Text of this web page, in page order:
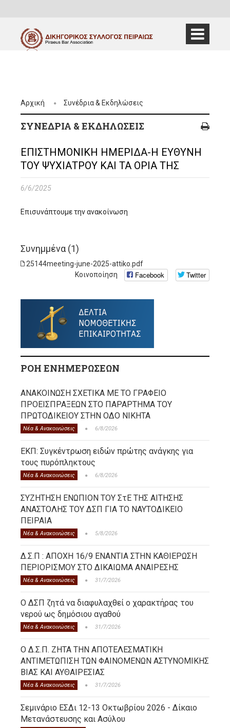
Αρχική Συνέδρια & Εκδηλώσεις
ΣΥΝΈΔΡΙΑ & ΕΚΔΗΛΏΣΕΙΣ
ΕΠΙΣΤΗΜΟΝΙΚΗ ΗΜΕΡΙΔΑ-Η ΕΥΘΥΝΗ
ΤΟΥ ΨΥΧΙΑΤΡΟΥ ΚΑΙ ΤΑ ΟΡΙΑ ΤΗΣ
6/6/2025
Επισυνάπτουμε την ανακοίνωση
Συνημμένα (1)
25144meeting-june-2025-attiko.pdf
Κοινοποίηση
Facebook Twitter
ΡΟΗ ΕΝΗΜΕΡΩΣΕΩΝ
ΑΝΑΚΟΙΝΩΣΗ ΣΧΕΤΙΚΑ ΜΕ ΤΟ ΓΡΑΦΕΙΟ
ΠΡΟΕΙΣΠΡΑΞΕΩΝ ΣΤΟ ΠΑΡΑΡΤΗΜΑ ΤΟΥ
ΠΡΩΤΟΔΙΚΕΙΟΥ ΣΤΗΝ ΟΔΟ ΝΙΚΗΤΑ
Νέα & Ανακοινώσεις 6/8/2026
ΕΚΠ: Συγκέντρωση ειδών πρώτης ανάγκης για
τους πυρόπληκτους
Νέα & Ανακοινώσεις 6/8/2026
ΣΥΖΗΤΗΣΗ ΕΝΩΠΙΟΝ ΤΟΥ ΣτΕ ΤΗΣ ΑΙΤΗΣΗΣ
ΑΝΑΣΤΟΛΗΣ ΤΟΥ ΔΣΠ ΓΙΑ ΤΟ ΝΑΥΤΟΔΙΚΕΙΟ
ΠΕΙΡΑΙΑ
Νέα & Ανακοινώσεις 5/8/2026
Δ.Σ.Π : ΑΠΟΧΗ 16/9 ΕΝΑΝΤΙΑ ΣΤΗΝ ΚΑΘΙΕΡΩΣΗ
ΠΕΡΙΟΡΙΣΜΟΥ ΣΤΟ ΔΙΚΑΙΩΜΑ ΑΝΑΙΡΕΣΗΣ
Νέα & Ανακοινώσεις 31/7/2026
Ο ΔΣΠ ζητά να διαφυλαχθεί ο χαρακτήρας του
νερού ως δημόσιου αγαθού
Νέα & Ανακοινώσεις 31/7/2026
Ο Δ.Σ.Π. ΖΗΤΑ ΤΗΝ ΑΠΟΤΕΛΕΣΜΑΤΙΚΗ
ΑΝΤΙΜΕΤΩΠΙΣΗ ΤΩΝ ΦΑΙΝΟΜΕΝΩΝ ΑΣΤΥΝΟΜΙΚΗΣ
ΒΙΑΣ ΚΑΙ ΑΥΘΑΙΡΕΣΙΑΣ
Νέα & Ανακοινώσεις 31/7/2026
Σεμινάριο ΕΣΔι 12-13 Οκτωβρίου 2026 - Δίκαιο
Μετανάστευσης και Ασύλου